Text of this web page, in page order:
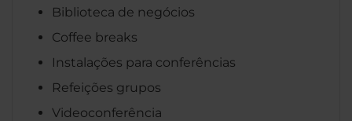
Biblioteca de negócios
Coffee breaks
Instalações para conferências
Refeições grupos
Videoconferência